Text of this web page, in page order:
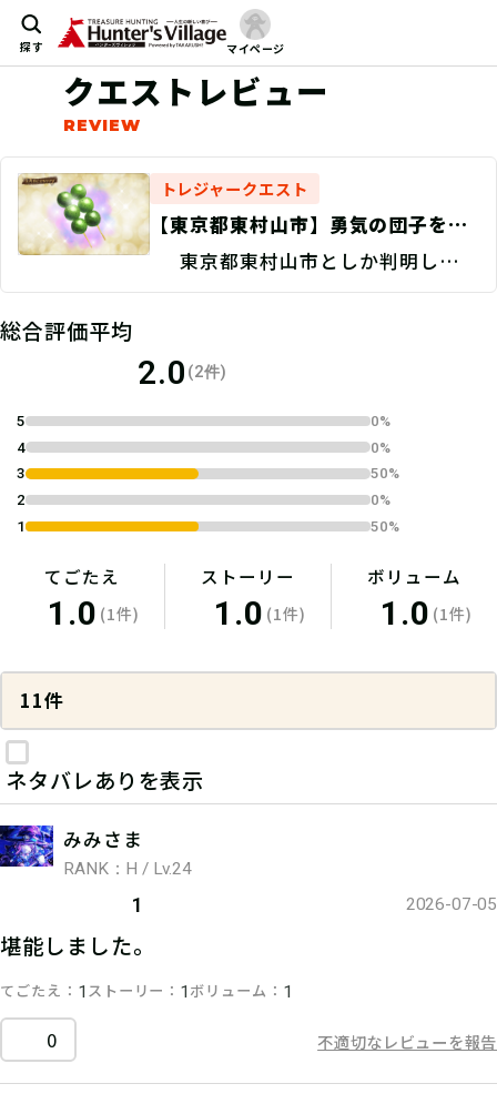
探す マイページ
クエストレビュー
トレジャークエスト
【東京都東村山市】勇気の団子を探
せ！/捜索地点特定 Discovery
東京都東村山市としか判明してい
ない。
総合評価平均
2.0 (2件)
5
0%
4
0%
3
50%
2
0%
1
50%
てごたえ
1.0 (1件)
ストーリー
1.0 (1件)
ボリューム
1.0 (1件)
11件
ネタバレありを表示
みみさま
RANK：H / Lv.24
1 2026-07-05
堪能しました。
てごたえ 1 ストーリー 1 ボリューム 1
0 不適切なレビューを報告